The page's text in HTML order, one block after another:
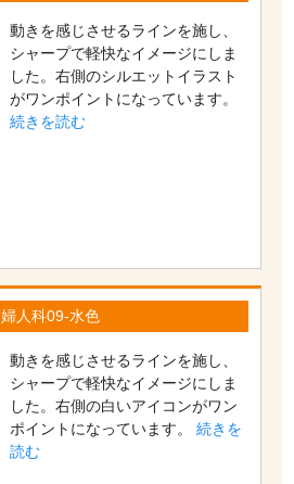
動きを感じさせるラインを施し、
シャープで軽快なイメージにしま
した。右側のシルエットイラスト
がワンポイントになっています。
続きを読む
婦人科09-水色
動きを感じさせるラインを施し、
シャープで軽快なイメージにしま
した。右側の白いアイコンがワン
ポイントになっています。続きを
読む